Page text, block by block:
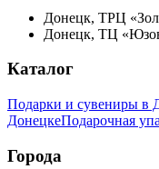
Донецк, ТРЦ
Донецк, ТЦ
Каталог
Подарки и сувениры в
ДонецкеПодарочная
Города